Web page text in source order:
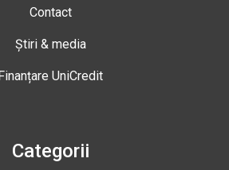
Contact
Știri & media
UniCredit
Categorii